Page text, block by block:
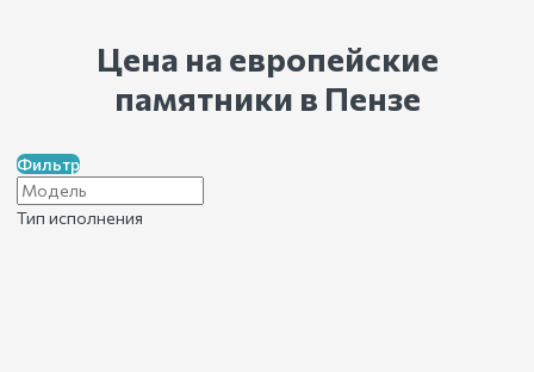
Цена на европейские
памятники в Пензе
Фильтр
Тип исполнения